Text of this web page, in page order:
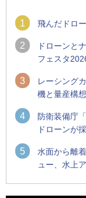
1 飛んだドロ
2
ドローンと
フェスタ
3
レーシング
機と量産構
4
防衛装備庁
ドローンが
5
水面から離
ュー、水上